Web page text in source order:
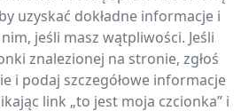
uzyskać dokładne informacje i
jeśli masz wątpliwości. Jeśli
znalezionej na stronie, zgłoś
i podaj szczegółowe informacje
link „to jest moja czcionka” i